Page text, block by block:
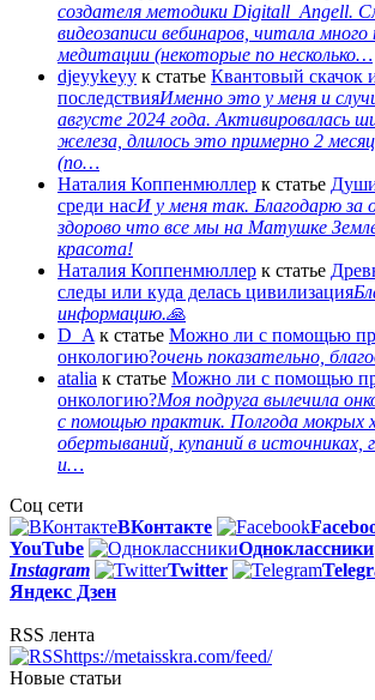
создателя методики Digitall_Angell.
видеозаписи вебинаров, читала
медитации (некоторые по несколько…
djeyykeyy к статье Квантовый скачок
последствияИменно это у меня и
августе 2024 года. Активировалась
железа, длилось это примерно 2
(по…
Наталия Коппенмюллер к статье
среди насИ у меня так. Благодарю за
здорово что все мы на Матушке
красота!
Наталия Коппенмюллер к статье
следы или куда делась цивилизация
информацию.🙏
D_A к статье Можно ли с помощью
онкологию?очень показательно,
atalia к статье Можно ли с помощью
онкологию?Моя подруга вылечила
с помощью практик. Полгода мокрых
обертываний, купаний в источниках,
и…
Соц сети
ВКонтакте
YouTube
Одноклассники
Instagram
Twitter
Яндекс Дзен
RSS лента
https://metaisskra.com/feed/
Новые статьи